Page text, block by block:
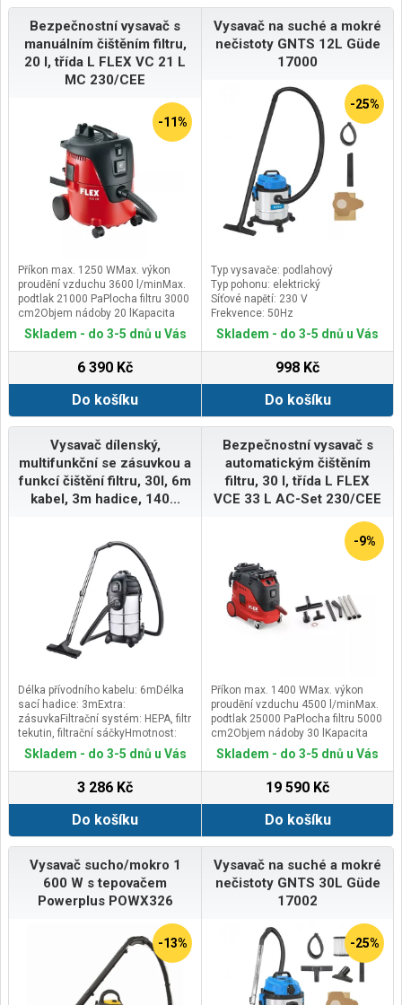
Bezpečnostní vysavač s
manuálním čištěním filtru,
20 l, třída L FLEX VC 21 L
MC 230/CEE
-11%
Příkon max. 1250 WMax. výkon
proudění vzduchu 3600 l/minMax.
podtlak 21000 PaPlocha filtru 3000
cm2Objem nádoby 20 lKapacita
nádoby - kapalina 11 lZásuvka na
nářadí 100-2000 WRozměry (d x š x
kabelu 5,0 mHmotnost 7,4 kg
Skladem - do 3-5 dnů u Vás
6 390 Kč
Do košíku
Vysavač na suché a mokré
nečistoty GNTS 12L Güde
17000
-25%
Typ vysavače: podlahový
Typ pohonu: elektrický
Síťové napětí: 230 V
Frekvence: 50Hz
Skladem - do 3-5 dnů u Vás
998 Kč
Do košíku
Vysavač dílenský,
multifunkční se zásuvkou a
funkcí čištění filtru, 30l, 6m
kabel, 3m hadice, 140...
Délka přívodního kabelu: 6mDélka
sací hadice: 3mExtra:
zásuvkaFiltrační systém: HEPA, filtr
tekutin, filtrační sáčkyHmotnost:
6,8kgNapětí/frekvence:
230V/50HzObjem nádoby:
1400WPříslušenství: hubice -
podlahová, štěrbinová, kartáčová a
univerzální adaptér, filtrační sáčky,
vodní filtrSání za mokra: anoVnitřní
průměr hadice: 32mmVodou
omyvatelný filtr: anoZnačka:
EXTOL PREMIUM
Skladem - do 3-5 dnů u Vás
3 286 Kč
Do košíku
Bezpečnostní vysavač s
automatickým čištěním
filtru, 30 l, třída L FLEX
VCE 33 L AC-Set 230/CEE
-9%
Příkon max. 1400 WMax. výkon
proudění vzduchu 4500 l/minMax.
podtlak 25000 PaPlocha filtru 5000
cm2Objem nádoby 30 lKapacita
nádoby - kapalina 17 lZásuvka na
nářadí 100-2400 WRozměry (d x š
kabelu. 7,5 mHmotnost 15,2 kg
Skladem - do 3-5 dnů u Vás
19 590 Kč
Do košíku
Vysavač sucho/mokro 1
600 W s tepovačem
Powerplus POWX326
-13%
Vysavač na suché a mokré
nečistoty GNTS 30L Güde
17002
-25%